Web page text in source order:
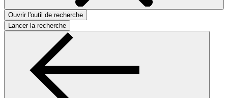
Ouvrir l'outil de recherche
Lancer la recherche